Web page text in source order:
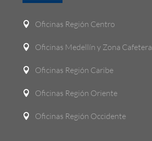
 Oficinas Región Centro
 Oficinas Medellín y Zona Cafetera
 Oficinas Región Caribe
 Oficinas Región Oriente
 Oficinas Región Occidente